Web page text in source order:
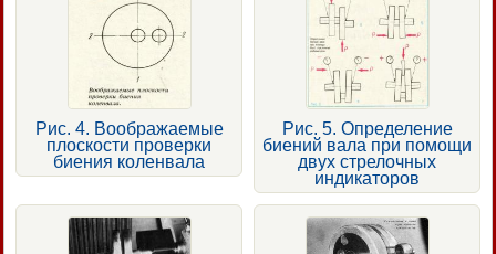
Рис. 4. Воображаемые
плоскости проверки
биения коленвала
Рис. 5. Определение
биений вала при помощи
двух стрелочных
индикаторов